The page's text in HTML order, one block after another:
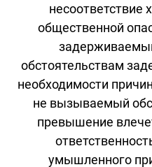
несоответствие
общественной
обстоятельствам
необходимости
не вызываемый
превышение
умышленного